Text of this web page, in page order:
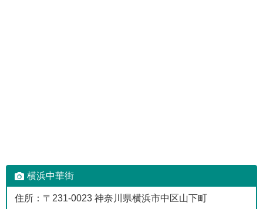
横浜中華街
住所：〒231-0023 神奈川県横浜市中区山下町